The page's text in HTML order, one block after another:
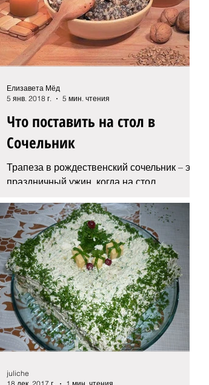
Что поставить на стол в
Cочельник
Трапеза в рождественский сочельник – это
праздничный ужин, когда на стол
даже если вы пост не...
Елизавета Мёд
5 янв. 2018 г.
5 мин. чтения
juliche